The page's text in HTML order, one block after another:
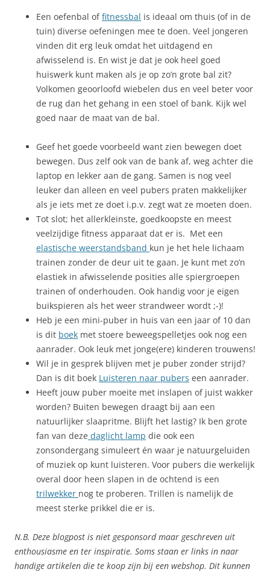
Een oefenbal offitnessbal is ideaal om thuis (of in de
tuin) diverse oefeningen mee te doen. Veel jongeren
vinden dit erg leuk omdat het uitdagend en
afwisselend is. En wist je dat je ook heel goed
huiswerk kunt maken als je op zo’n grote bal zit?
Volkomen geoorloofd wiebelen dus en veel beter voor
de rug dan het gehang in een stoel of bank. Kijk wel
goed naar de maat van de bal.
Geef het goede voorbeeld want zien bewegen doet
bewegen. Dus zelf ook van de bank af, weg achter die
laptop en lekker aan de gang. Samen is nog veel
leuker dan alleen en veel pubers praten makkelijker
als je iets met ze doet i.p.v. zegt wat ze moeten doen.
Tot slot; het allerkleinste, goedkoopste en meest
veelzijdige fitness apparaat dat er is. Met een
elastische weerstandsband kun je het hele lichaam
trainen zonder de deur uit te gaan. Je kunt met zo’n
elastiek in afwisselende posities alle spiergroepen
trainen of onderhouden. Ook handig voor je eigen
buikspieren als het weer strandweer wordt ;-)!
Heb je een mini-puber in huis van een jaar of 10 dan
is dit boek met stoere beweegspelletjes ook nog een
aanrader. Ook leuk met jonge(ere) kinderen trouwens!
Wil je in gesprek blijven met je puber zonder strijd?
Dan is dit boek Luisteren naar pubers een aanrader.
Heeft jouw puber moeite met inslapen of juist wakker
worden? Buiten bewegen draagt bij aan een
natuurlijker slaapritme. Blijft het lastig? Ik ben grote
fan van deze daglicht lamp die ook een
zonsondergang simuleert én waar je natuurgeluiden
of muziek op kunt luisteren. Voor pubers die werkelijk
overal door heen slapen in de ochtend is een
trilwekker nog te proberen. Trillen is namelijk de
meest sterke prikkel die er is.
N.B. Deze blogpost is niet gesponsord maar geschreven uit
enthousiasme en ter inspiratie. Soms staan er links in naar
handige artikelen die te koop zijn bij een webshop. Dit kunnen